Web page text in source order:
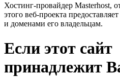
Хостинг-провайдер Masterhost,
этого веб-проекта
и доменами его владельцам.
Если этот сайт
принадлежит